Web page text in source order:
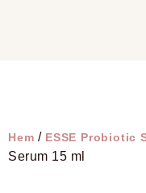
Hem / ESSE Probiotic
Serum 15 ml